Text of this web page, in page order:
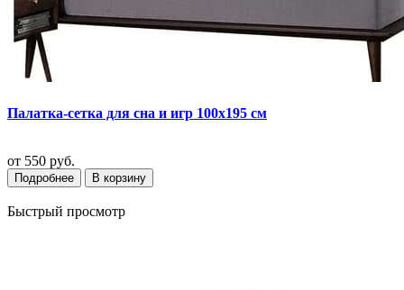
Палатка-сетка для сна и игр 100х195 см
от 550 руб.
Подробнее В корзину
Быстрый просмотр